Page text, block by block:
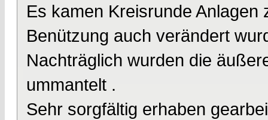
Es kamen Kreisrunde
Benützung auch verändert
Nachträglich wurden die
ummantelt .
Sehr sorgfältig erhaben